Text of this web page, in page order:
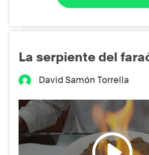
La serpiente del
David Samón Torrella